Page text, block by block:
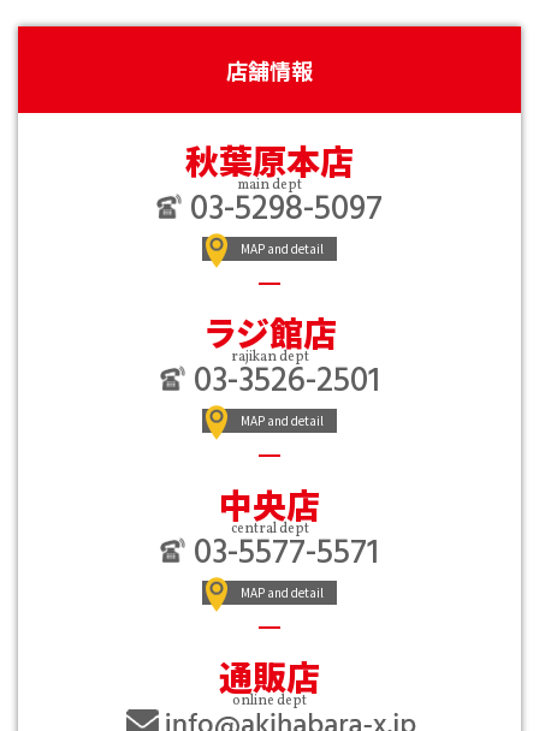
店舗情報
秋葉原本店
main dept
03-5298-5097
MAP and detail
ラジ館店
rajikan dept
03-3526-2501
MAP and detail
中央店
central dept
03-5577-5571
MAP and detail
通販店
online dept